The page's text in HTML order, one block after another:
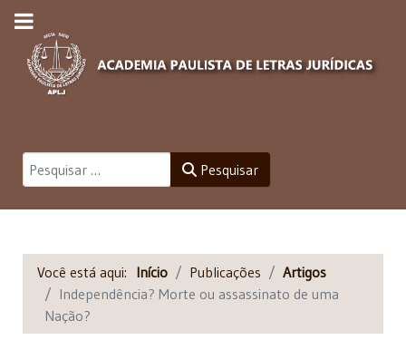
Pesquisar Pesquisar
Você está aqui: Início Publicações
Artigos
Independência? Morte ou assassinato de uma
Nação?